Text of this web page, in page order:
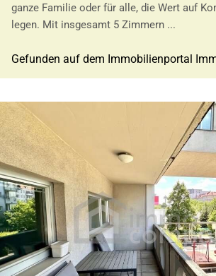
ganze Familie oder für alle, die Wert auf
legen. Mit insgesamt 5 Zimmern ...
Gefunden auf dem Immobilienportal